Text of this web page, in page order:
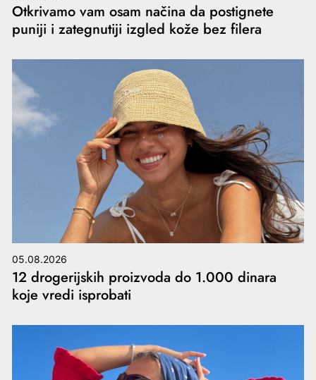
Otkrivamo vam osam načina da postignete
puniji i zategnutiji izgled kože bez filera
05.08.2026
12 drogerijskih proizvoda do 1.000 dinara
koje vredi isprobati